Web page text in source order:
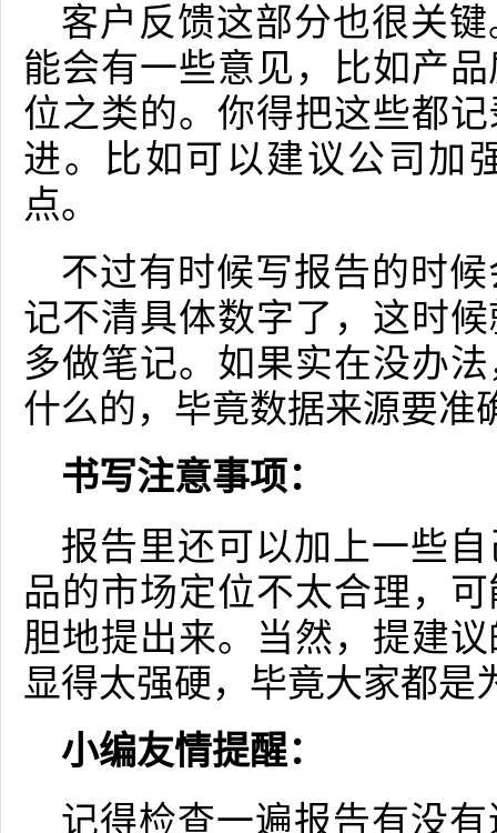
客户反馈这部分也很关
能会有一些意见，比如产
位之类的。你得把这些都
进。比如可以建议公司加
点。
不过有时候写报告的时
记不清具体数字了，这时
多做笔记。如果实在没办
什么的，毕竟数据来源要准
书写注意事项：
报告里还可以加上一些
品的市场定位不太合理，
胆地提出来。当然，提建
显得太强硬，毕竟大家都是
小编友情提醒：
记得检查一遍报告有没